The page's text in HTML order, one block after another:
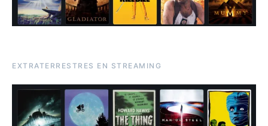
EXTRATERRESTRES EN STREAMING